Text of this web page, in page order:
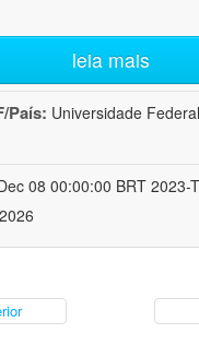
leia mais
País: Universidade
08 00:00:00 BRT 2023-